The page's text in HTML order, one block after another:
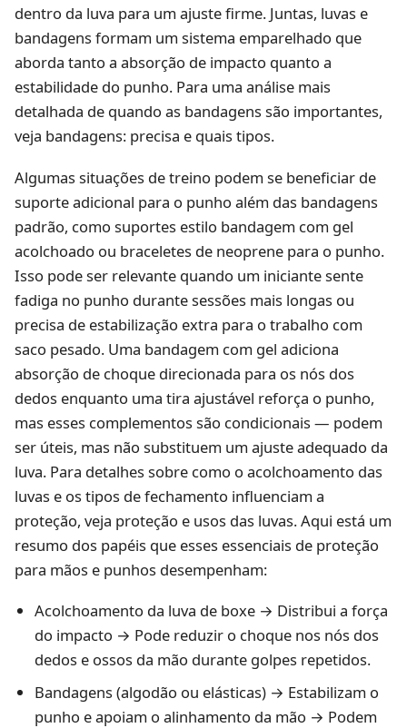
dentro da luva para um ajuste firme. Juntas, luvas e
bandagens formam um sistema emparelhado que
aborda tanto a absorção de impacto quanto a
estabilidade do punho. Para uma análise mais
detalhada de quando as bandagens são importantes,
veja bandagens: precisa e quais tipos.
Algumas situações de treino podem se beneficiar de
suporte adicional para o punho além das bandagens
padrão, como suportes estilo bandagem com gel
acolchoado ou braceletes de neoprene para o punho.
Isso pode ser relevante quando um iniciante sente
fadiga no punho durante sessões mais longas ou
precisa de estabilização extra para o trabalho com
saco pesado. Uma bandagem com gel adiciona
absorção de choque direcionada para os nós dos
dedos enquanto uma tira ajustável reforça o punho,
mas esses complementos são condicionais — podem
ser úteis, mas não substituem um ajuste adequado da
luva. Para detalhes sobre como o acolchoamento das
luvas e os tipos de fechamento influenciam a
proteção, veja proteção e usos das luvas. Aqui está um
resumo dos papéis que esses essenciais de proteção
para mãos e punhos desempenham:
Acolchoamento da luva de boxe → Distribui a força
do impacto → Pode reduzir o choque nos nós dos
dedos e ossos da mão durante golpes repetidos.
Bandagens (algodão ou elásticas) → Estabilizam o
punho e apoiam o alinhamento da mão → Podem